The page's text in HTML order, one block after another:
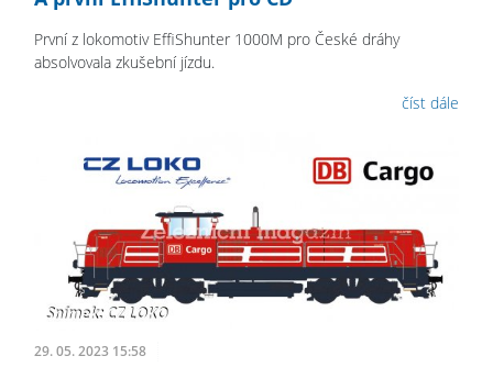
První z lokomotiv EffiShunter 1000M pro České dráhy
absolvovala zkušební jízdu.
číst dále
29. 05. 2023 15:58